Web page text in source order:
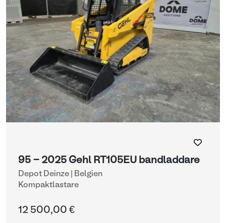
95 - 2025 Gehl RT105EU bandladdare
Depot Deinze | Belgien
Kompaktlastare
12 500,00 €